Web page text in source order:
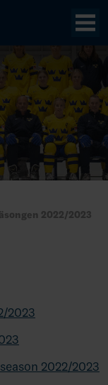
2022/2023
2023
2022/2023